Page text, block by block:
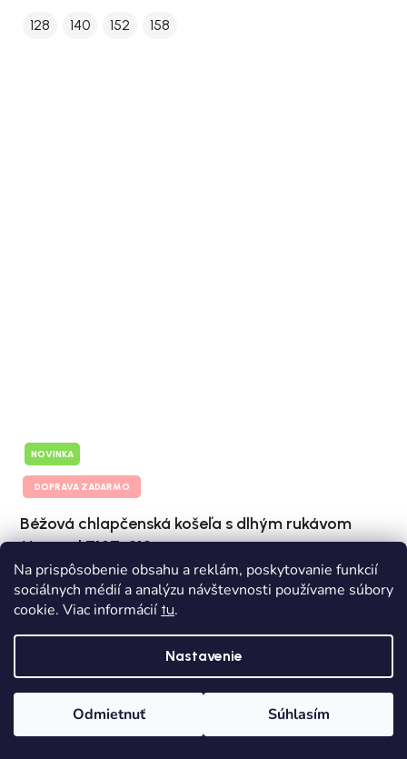
Na prispôsobenie obsahu a reklám, poskytovanie funkcií
sociálnych médií a analýzu návštevnosti používame súbory
cookie. Viac informácií tu.
Nastavenie
Odmietnuť Súhlasím
128 140 152 158
NOVINKA
DOPRAVA ZADARMO
Béžová chlapčenská košeľa s dlhým rukávom
Mayoral 7107-010
Skladom
Dodanie od 1,90€
€36,10